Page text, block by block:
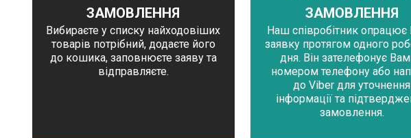
ЗАМОВЛЕННЯ
Вибираєте у списку найходовіших
товарів потрібний, додаєте його
до кошика, заповнюєте заяву та
відправляєте.
ЗАМОВЛЕННЯ
Наш співробітник
заявку протягом одного
дня. Він зателефонує
номером телефону або
до Viber для уточнення
інформації та
замовлення.